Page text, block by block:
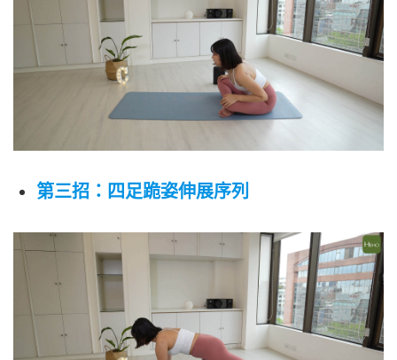
第三招：四足跪姿伸展序列